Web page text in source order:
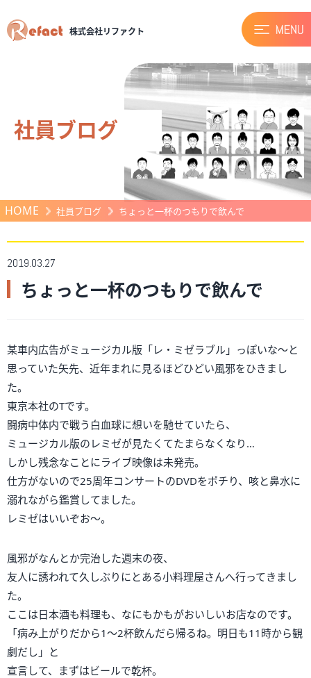
株式会社リファクト
社員ブログ
HOME 社員ブログ ちょっと一杯のつもりで飲んで
2019.03.27
ちょっと一杯のつもりで飲んで
某車内広告がミュージカル版「レ・ミゼラブル」っぽいな～と
思っていた矢先、近年まれに見るほどひどい風邪をひきまし
た。
東京本社のTです。
闘病中体内で戦う白血球に想いを馳せていたら、
ミュージカル版のレミゼが見たくてたまらなくなり…
しかし残念なことにライブ映像は未発売。
仕方がないので25周年コンサートのDVDをポチり、咳と鼻水に
溺れながら鑑賞してました。
レミゼはいいぞお～。
風邪がなんとか完治した週末の夜、
友人に誘われて久しぶりにとある小料理屋さんへ行ってきまし
た。
ここは日本酒も料理も、なにもかもがおいしいお店なのです。
「病み上がりだから1～2杯飲んだら帰るね。明日も11時から観
劇だし」と
宣言して、まずはビールで乾杯。